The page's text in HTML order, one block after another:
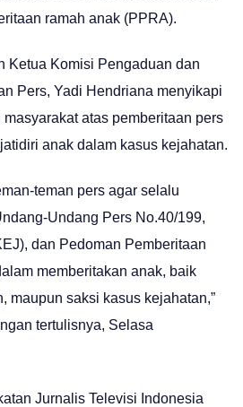
ramah anak (PPRA).
Ketua Komisi Pengaduan dan
Pers, Yadi Hendriana menyikapi
atas pemberitaan pers
anak dalam kasus kejahatan.
teman pers agar selalu
Undang Pers No.40/199,
dan Pedoman Pemberitaan
memberitakan anak, baik
maupun saksi kasus kejahatan,”
tertulisnya, Selasa
Jurnalis Televisi Indonesia